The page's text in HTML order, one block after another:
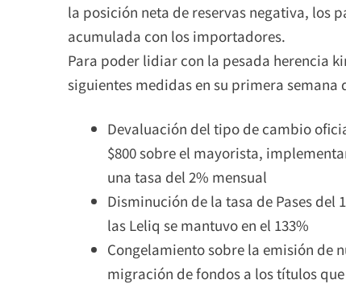
la posición neta de reservas negativa, los
acumulada con los importadores.
Para poder lidiar con la pesada herencia
siguientes medidas en su primera semana
Devaluación del tipo de cambio
$800 sobre el mayorista,
una tasa del 2% mensual
Disminución de la tasa de Pases del
las Leliq se mantuvo en el 133%
Congelamiento sobre la emisión de
migración de fondos a los títulos